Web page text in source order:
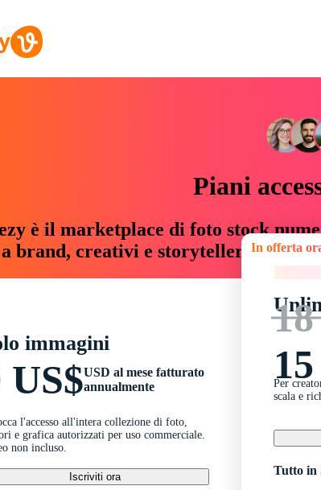
Piani
è il marketplace di foto stock
brand, creativi e storyteller risorse
immagini
US$USD al mese fatturato
annualmente
l'accesso all'intera collezione di foto,
e grafica autorizzati per uso commerciale.
non incluso.
Iscriviti ora
In offerta ora!
Per
scala e
Tutto in